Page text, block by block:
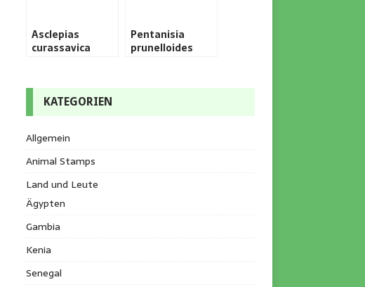
Asclepias
curassavica
Pentanisia
prunelloides
KATEGORIEN
Allgemein
Animal Stamps
Land und Leute
Ägypten
Gambia
Kenia
Senegal